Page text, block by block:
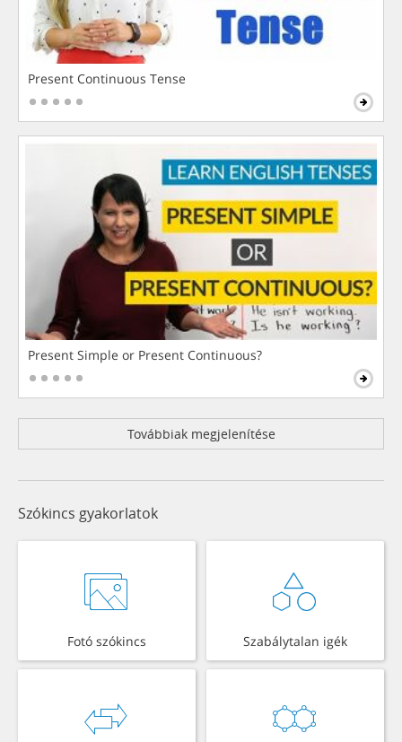
Present Continuous Tense
Present Simple or Present Continuous?
Továbbiak megjelenítése
Szókincs gyakorlatok
Fotó szókincs Szabálytalan igék